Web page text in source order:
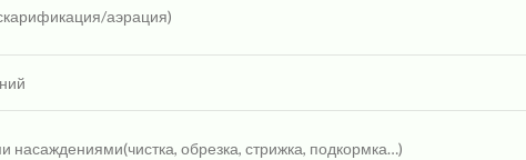
аэрация)
насаждениями(чистка, обрезка, стрижка, подкормка…)